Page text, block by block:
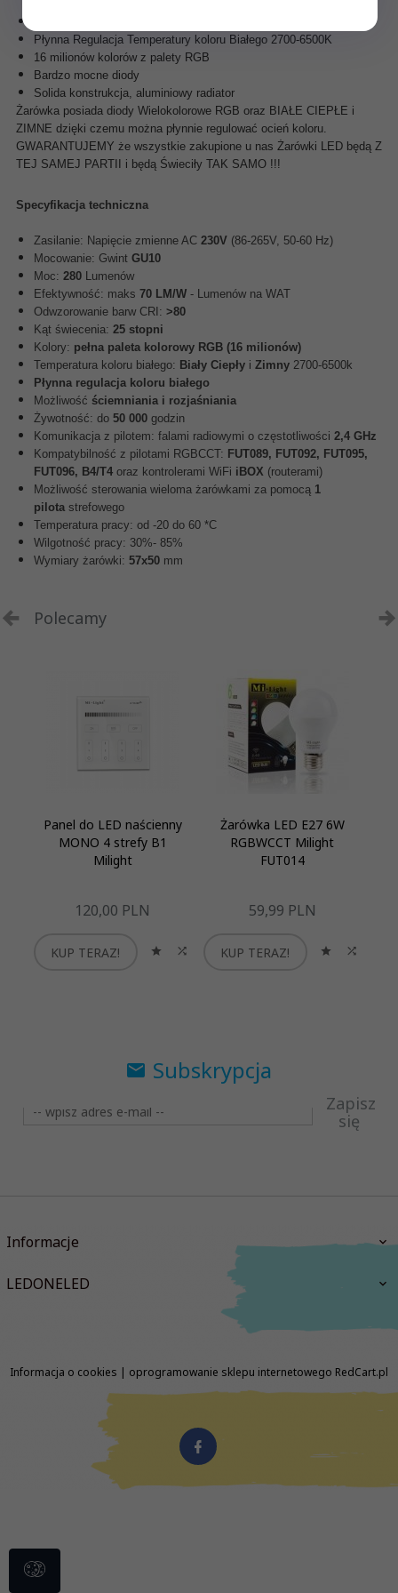
Płynna Regulacja Temperatury koloru Białego 2700-6500K
16 milionów kolorów z palety RGB
Bardzo mocne diody
Solida konstrukcja, aluminiowy radiator
Żarówka posiada diody Wielokolorowe RGB oraz BIAŁE CIEPŁE i
ZIMNE dzięki czemu można płynnie regulować ocień koloru.
GWARANTUJEMY że wszystkie zakupione u nas Żarówki LED będą Z
TEJ SAMEJ PARTII i będą Świeciły TAK SAMO !!!
Specyfikacja techniczna
Zasilanie: Napięcie zmienne AC 230V (86-265V, 50-60 Hz)
Mocowanie: Gwint GU10
Moc: 280 Lumenów
Efektywność: maks 70 LM/W - Lumenów na WAT
Odwzorowanie barw CRI: >80
Kąt świecenia: 25 stopni
Kolory: pełna paleta kolorowy RGB (16 milionów)
Temperatura koloru białego: Biały Ciepły i Zimny 2700-6500k
Płynna regulacja koloru białego
Możliwość ściemniania i rozjaśniania
Żywotność: do 50 000 godzin
Komunikacja z pilotem: falami radiowymi o częstotliwości 2,4 GHz
Kompatybilność z pilotami RGBCCT: FUT089, FUT092, FUT095,
FUT096, B4/T4 oraz kontrolerami WiFi iBOX (routerami)
Możliwość sterowania wieloma żarówkami za pomocą 1
pilota strefowego
Temperatura pracy: od -20 do 60 *C
Wilgotność pracy: 30%- 85%
Wymiary żarówki: 57x50 mm
Polecamy
Panel do LED naścienny
MONO 4 strefy B1
Milight
120,00 PLN
KUP TERAZ!
Żarówka LED E27 6W
RGBWCCT Milight
FUT014
59,99 PLN
KUP TERAZ!
Subskrypcja
Zapisz
się
Informacje
LEDONELED
biuro@ledoneled.pl
Informacja o cookies | oprogramowanie sklepu internetowego RedCart.pl